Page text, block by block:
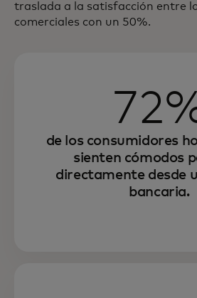
traslada a la satisfacción entre
comerciales con un 50%.
de los consumidores
sienten cómodos
directamente desde
bancaria.